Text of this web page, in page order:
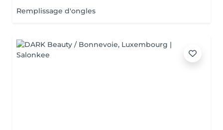
Remplissage d'ongles